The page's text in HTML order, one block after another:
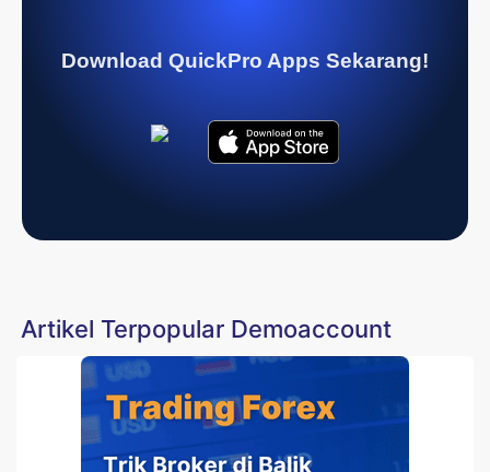
Download QuickPro Apps Sekarang!
Artikel Terpopular Demoaccount